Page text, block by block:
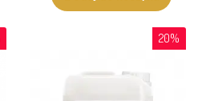
20%